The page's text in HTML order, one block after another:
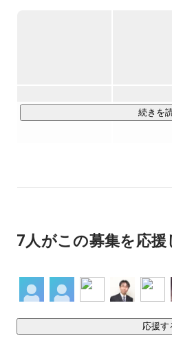
トキャリア形成を一貫してサポ
企業には“欲しい学生に出会える
そんな、弊社の最初の立ち上げ
今も成長を続けている新卒マッ
続きを
7人がこの募集を応
応援す